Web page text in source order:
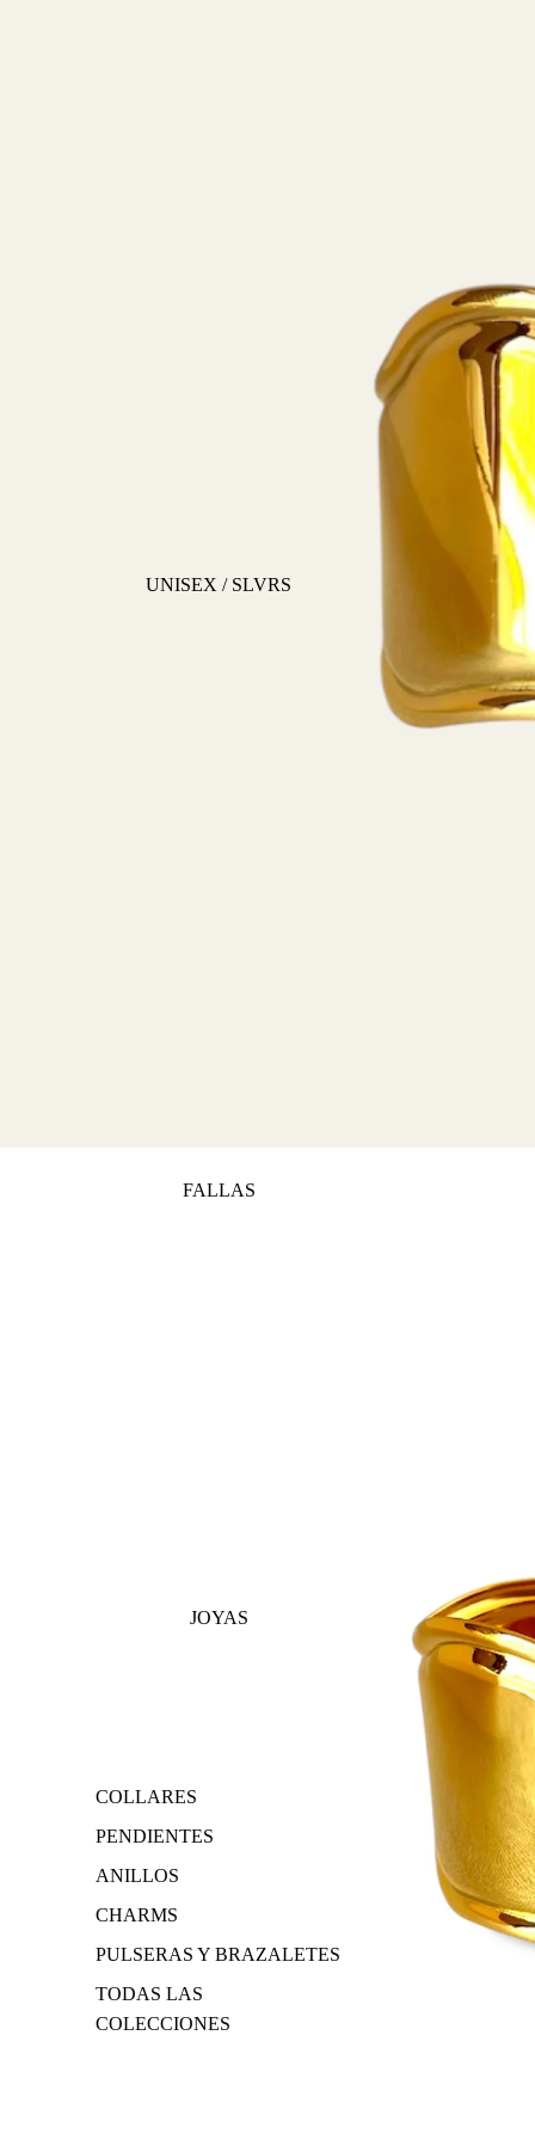
UNISEX / SLVRS
FALLAS
JOYAS
COLLARES
PENDIENTES
ANILLOS
CHARMS
PULSERAS Y BRAZALETES
TODAS LAS
COLECCIONES